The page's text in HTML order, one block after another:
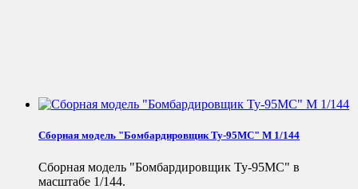
Сборная модель "Бомбардировщик Ту-95МС" М 1/144
Сборная модель "Бомбардировщик Ту-95МС" в
масштабе 1/144.